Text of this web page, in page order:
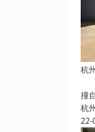
杭
撞
杭
22-